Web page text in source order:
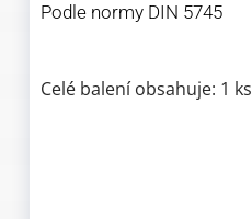
Podle normy DIN 5745
Celé balení obsahuje: 1 ks